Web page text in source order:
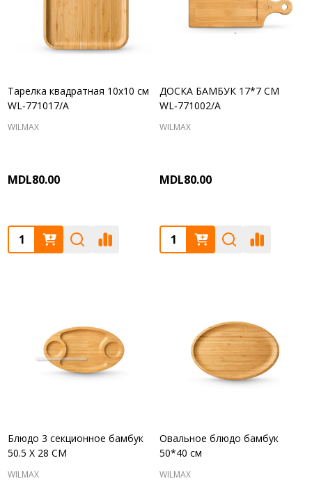
Тарелка квадратная 10x10 см
WL‑771017/A
WILMAX
MDL80.00
Quantity:
ДОСКА БАМБУК 17*7 СМ
WL‑771002/A
WILMAX
MDL80.00
Quantity:
Блюдо 3 секционное бамбук
50.5 X 28 CM
WILMAX
Овальное блюдо бамбук
50*40 см
WILMAX